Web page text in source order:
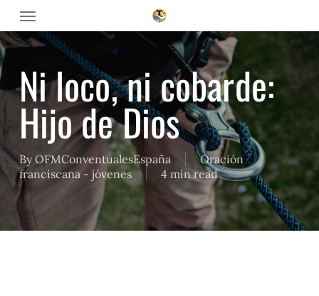
main
content
Menu
Ni loco, ni cobarde:
Hijo de Dios
By OFMConventualesEspaña
Oración
franciscana - jóvenes
4 min read